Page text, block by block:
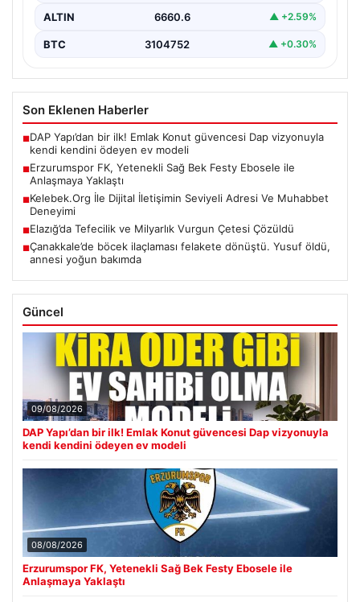
ALTIN 6660.6 ▲ +2.59%
BTC 3104752 ▲ +0.30%
Son Eklenen Haberler
■DAP Yapı’dan bir ilk! Emlak Konut güvencesi Dap vizyonuyla
kendi kendini ödeyen ev modeli
■Erzurumspor FK, Yetenekli Sağ Bek Festy Ebosele ile
Anlaşmaya Yaklaştı
■Kelebek.Org İle Dijital İletişimin Seviyeli Adresi Ve Muhabbet
Deneyimi
■Elazığ’da Tefecilik ve Milyarlık Vurgun Çetesi Çözüldü
■Çanakkale’de böcek ilaçlaması felakete dönüştü. Yusuf öldü,
annesi yoğun bakımda
Güncel
09/08/2026
DAP Yapı’dan bir ilk! Emlak Konut güvencesi Dap vizyonuyla
kendi kendini ödeyen ev modeli
08/08/2026
Erzurumspor FK, Yetenekli Sağ Bek Festy Ebosele ile
Anlaşmaya Yaklaştı